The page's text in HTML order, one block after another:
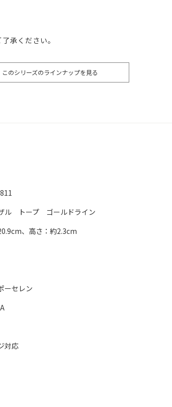
承ください。
このシリーズのラインナップを見る
ル トープ ゴールドライン
、高さ：約2.3cm
ーセレン
対応